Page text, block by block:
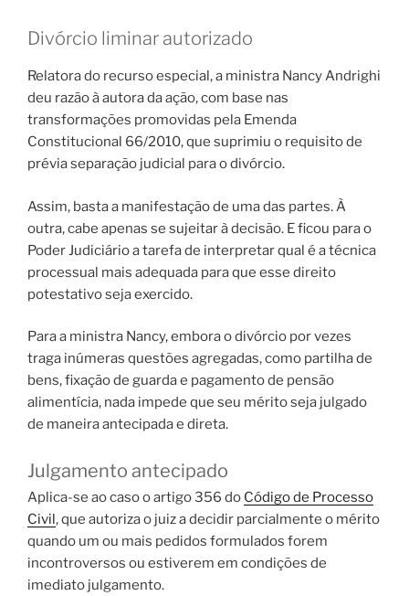
Divórcio liminar autorizado
Relatora do recurso especial, a ministra Nancy Andrighi
deu razão à autora da ação, com base nas
transformações promovidas pela Emenda
Constitucional 66/2010, que suprimiu o requisito de
prévia separação judicial para o divórcio.
Assim, basta a manifestação de uma das partes. À
outra, cabe apenas se sujeitar à decisão. E ficou para o
Poder Judiciário a tarefa de interpretar qual é a técnica
processual mais adequada para que esse direito
potestativo seja exercido.
Para a ministra Nancy, embora o divórcio por vezes
traga inúmeras questões agregadas, como partilha de
bens, fixação de guarda e pagamento de pensão
alimentícia, nada impede que seu mérito seja julgado
de maneira antecipada e direta.
Julgamento antecipado
Aplica-se ao caso o artigo 356 do Código de Processo
Civil, que autoriza o juiz a decidir parcialmente o mérito
quando um ou mais pedidos formulados forem
incontroversos ou estiverem em condições de
imediato julgamento.